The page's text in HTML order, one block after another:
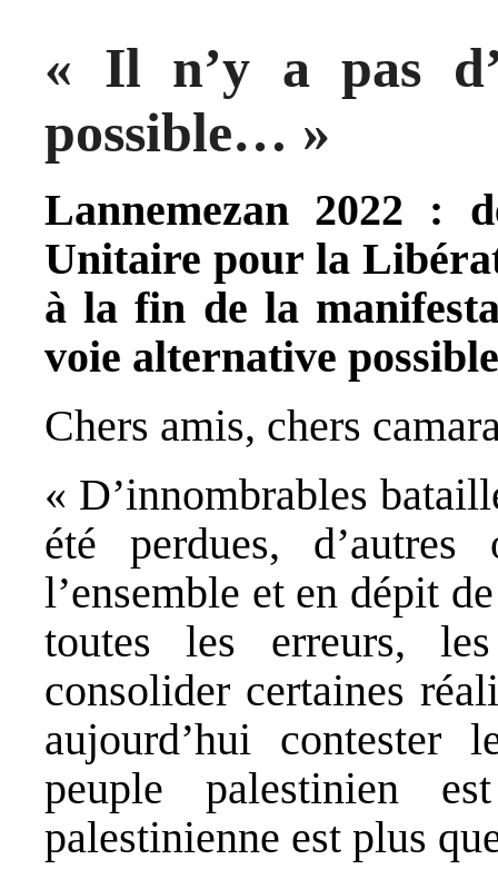
« Il n’y a pas
possible… »
Lannemezan 2022 :
Unitaire pour la
à la fin de la
voie alternative
Chers amis, chers
« D’innombrables
été perdues,
l’ensemble et en dépit
toutes les erreurs,
consolider certaines
aujourd’hui contester
peuple palestinien
palestinienne est plus